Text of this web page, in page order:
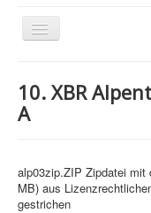
Navigation
an/aus
Technik
Cafe-Ecke
10. XBR
A
alp03zip.ZIP Zipdatei mit
MB) aus
gestrichen